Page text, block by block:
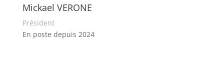
Mickael VERONE
Président
En poste depuis 2024